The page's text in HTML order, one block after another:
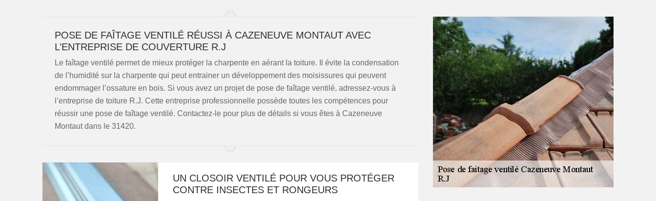
POSE DE FAÎTAGE VENTILÉ RÉUSSI À CAZENEUVE MONTAUT AVEC
L’ENTREPRISE DE COUVERTURE R.J
Le faîtage ventilé permet de mieux protéger la charpente en aérant la toiture. Il évite la condensation
de l’humidité sur la charpente qui peut entrainer un développement des moisissures qui peuvent
endommager l’ossature en bois. Si vous avez un projet de pose de faîtage ventilé, adressez-vous à
l’entreprise de toiture R.J. Cette entreprise professionnelle possède toutes les compétences pour
réussir une pose de faîtage ventilé. Contactez-le pour plus de détails si vous êtes à Cazeneuve
Montaut dans le 31420.
UN CLOSOIR VENTILÉ POUR VOUS PROTÉGER
CONTRE INSECTES ET RONGEURS